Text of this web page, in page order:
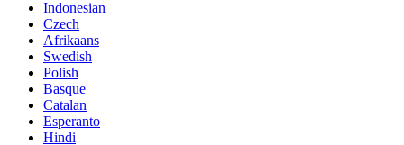
Indonesian
Czech
Afrikaans
Swedish
Polish
Basque
Catalan
Esperanto
Hindi